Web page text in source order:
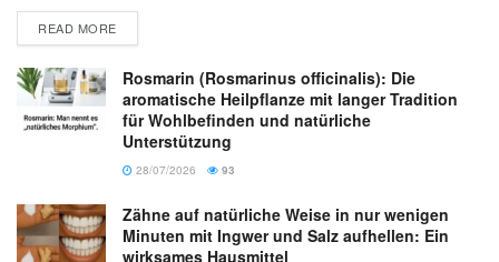
READ MORE
Rosmarin (Rosmarinus officinalis): Die
aromatische Heilpflanze mit langer Tradition
für Wohlbefinden und natürliche
Unterstützung
28/07/2026 93
Zähne auf natürliche Weise in nur wenigen
Minuten mit Ingwer und Salz aufhellen: Ein
wirksames Hausmittel